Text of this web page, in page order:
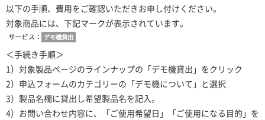
以下の手順、費用をご確認いただきお申し付けください。
対象商品には、下記マークが表示されています。
＜手続き手順＞
1）対象製品ページのラインナップの「デモ機貸出」をクリック
2）申込フォームのカテゴリーの「デモ機について」と選択
3）製品名欄に貸出し希望製品名を記入。
4）お問い合わせ内容に、「ご使用希望日」「ご使用になる目的」を